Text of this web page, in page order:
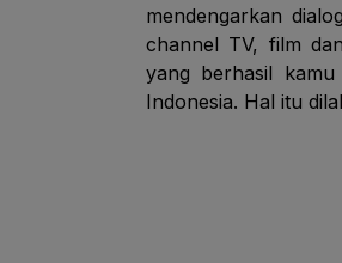
mendengarkan
channel TV, film
yang berhasil
Indonesia. Hal itu